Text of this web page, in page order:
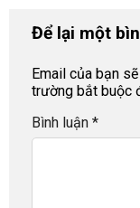
Để lại một
Email của bạn
trường bắt buộc
Bình luận *